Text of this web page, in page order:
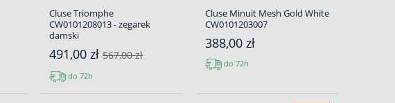
Cluse Triomphe
CW0101208013 - zegarek
damski
491,00 zł567,00 zł
do 72h
Cluse Minuit Mesh Gold White
CW0101203007
388,00 zł
do 72h